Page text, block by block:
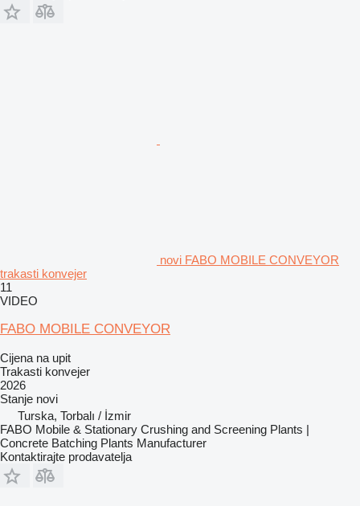
novi FABO MOBILE CONVEYOR
trakasti konvejer
11
VIDEO
FABO MOBILE CONVEYOR
Cijena na upit
Trakasti konvejer
2026
Stanje novi
Turska, Torbalı / İzmir
FABO Mobile & Stationary Crushing and Screening Plants |
Concrete Batching Plants Manufacturer
Kontaktirajte prodavatelja